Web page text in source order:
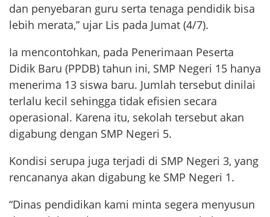
dan penyebaran guru serta tenaga pendidik bisa
lebih merata,” ujar Lis pada Jumat (4/7).
Ia mencontohkan, pada Penerimaan Peserta
Didik Baru (PPDB) tahun ini, SMP Negeri 15 hanya
menerima 13 siswa baru. Jumlah tersebut dinilai
terlalu kecil sehingga tidak efisien secara
operasional. Karena itu, sekolah tersebut akan
digabung dengan SMP Negeri 5.
Kondisi serupa juga terjadi di SMP Negeri 3, yang
rencananya akan digabung ke SMP Negeri 1.
“Dinas pendidikan kami minta segera menyusun